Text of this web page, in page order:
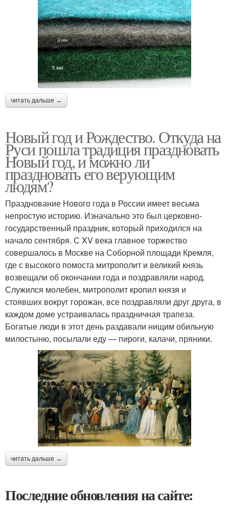
читать дальше →
Новый год и Рождество. Откуда на
Руси пошла традиция праздновать
Новый год, и можно ли
праздновать его верующим
людям?
Празднование Нового года в России имеет весьма
непростую историю. Изначально это был церковно-
государственный праздник, который приходился на
начало сентября. С XV века главное торжество
совершалось в Москве на Соборной площади Кремля,
где с высокого помоста митрополит и великий князь
возвещали об окончании года и поздравляли народ.
Служился молебен, митрополит кропил князя и
стоявших вокруг горожан, все поздравляли друг друга, в
каждом доме устраивалась праздничная трапеза.
Богатые люди в этот день раздавали нищим обильную
милостыню, посылали еду — пироги, калачи, пряники.
читать дальше →
Последние обновления на сайте: